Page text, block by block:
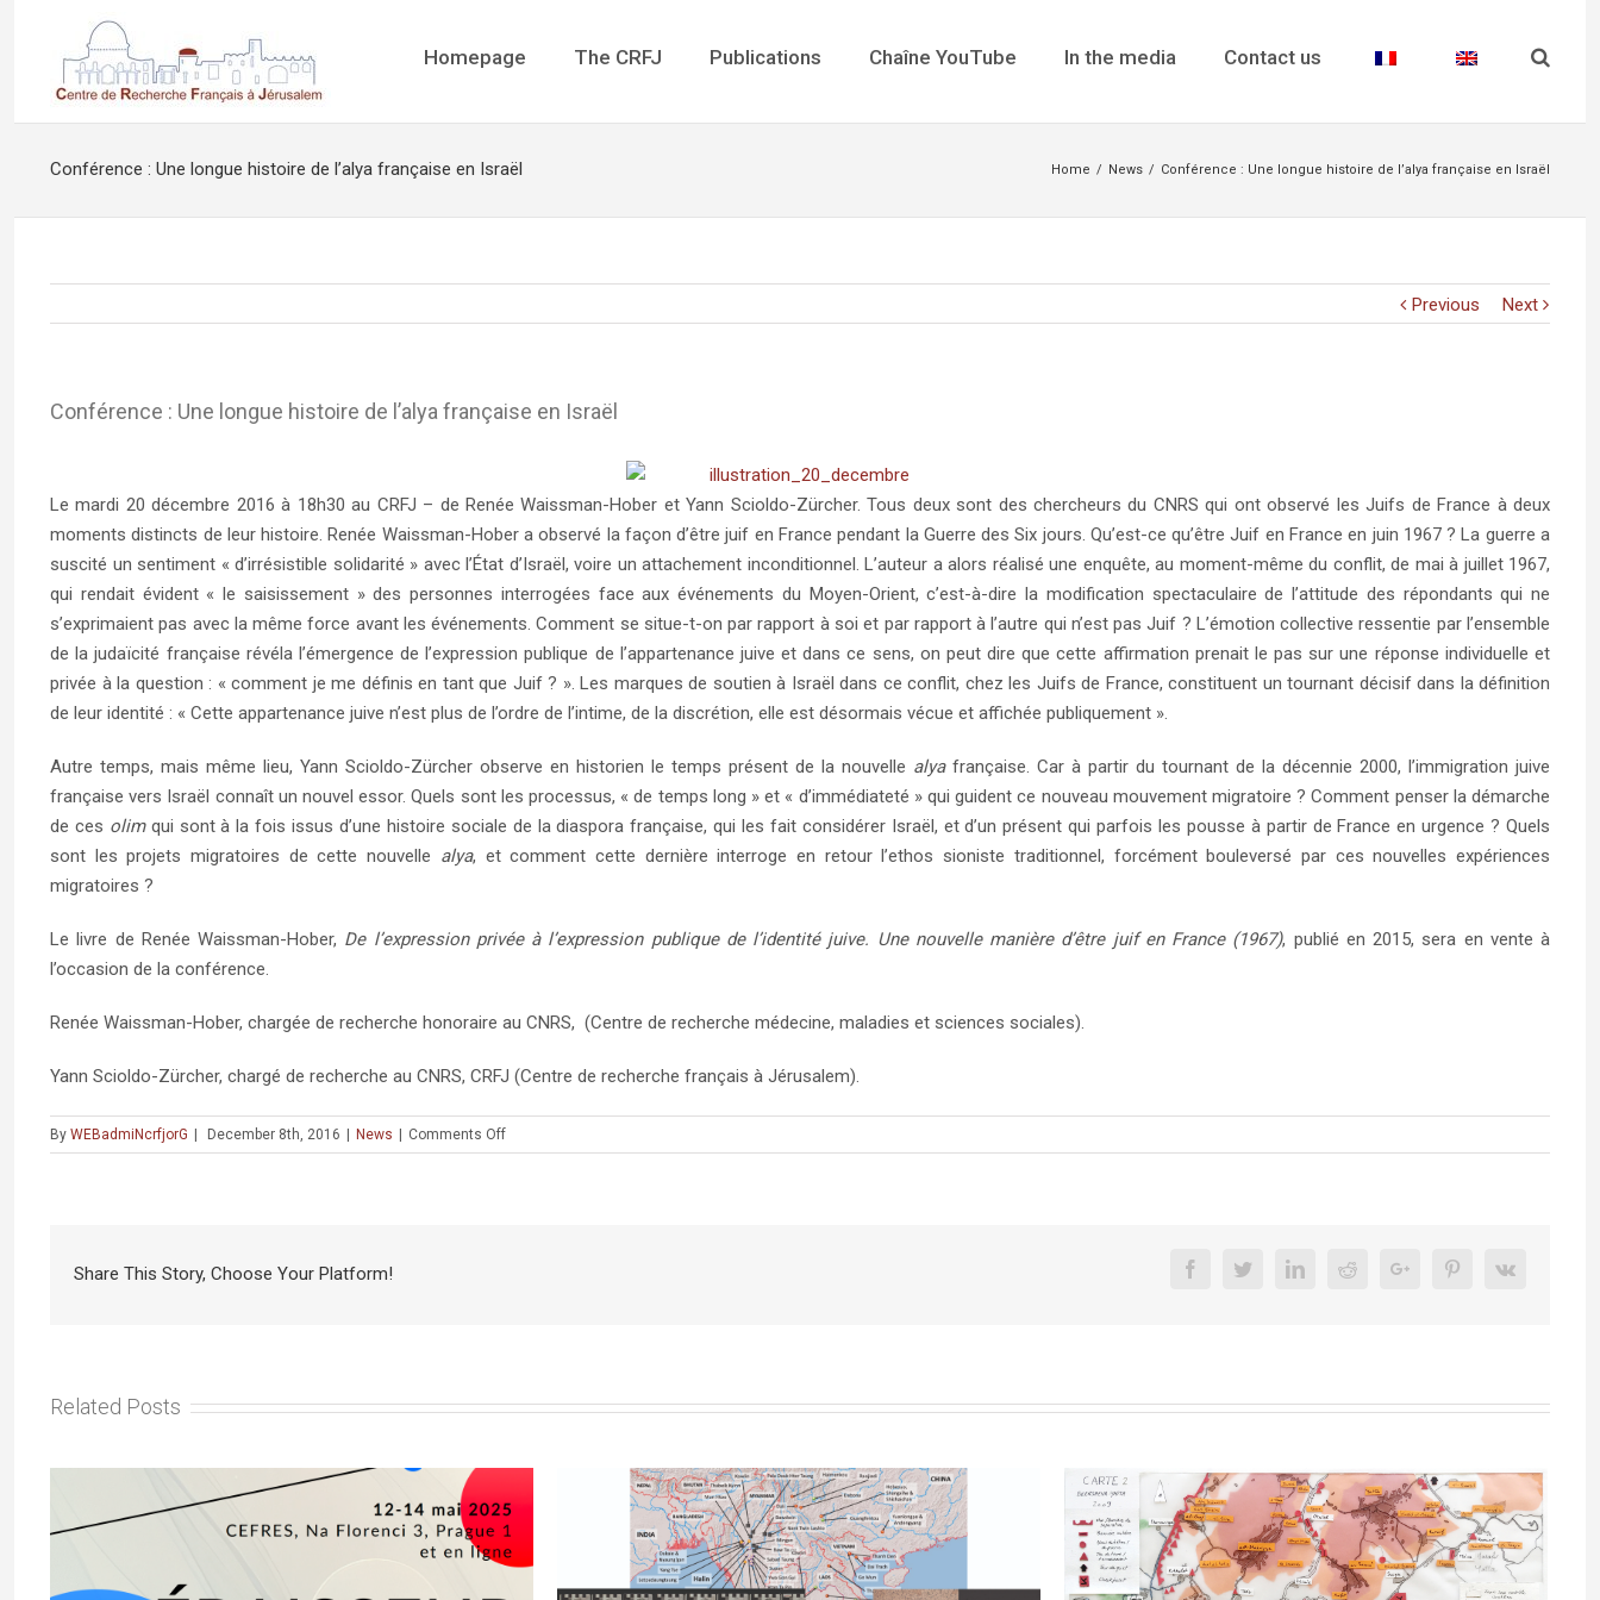
Homepage The CRFJ Publications Chaîne YouTube In the media Contact us
Conférence : Une longue histoire de l’alya française en Israël Home / News / Conférence : Une longue histoire de l’alya française en Israël
Previous Next
Conférence : Une longue histoire de l’alya française en Israël
Le mardi 20 décembre 2016 à 18h30 au CRFJ – de Renée Waissman-Hober et Yann Scioldo-Zürcher. Tous deux sont des chercheurs du CNRS qui ont observé les Juifs de France à deux
moments distincts de leur histoire. Renée Waissman-Hober a observé la façon d’être juif en France pendant la Guerre des Six jours. Qu’est-ce qu’être Juif en France en juin 1967 ? La guerre a
suscité un sentiment « d’irrésistible solidarité » avec l’État d’Israël, voire un attachement inconditionnel. L’auteur a alors réalisé une enquête, au moment-même du conflit, de mai à juillet 1967,
qui rendait évident « le saisissement » des personnes interrogées face aux événements du Moyen-Orient, c’est-à-dire la modification spectaculaire de l’attitude des répondants qui ne
s’exprimaient pas avec la même force avant les événements. Comment se situe-t-on par rapport à soi et par rapport à l’autre qui n’est pas Juif ? L’émotion collective ressentie par l’ensemble
de la judaïcité française révéla l’émergence de l’expression publique de l’appartenance juive et dans ce sens, on peut dire que cette affirmation prenait le pas sur une réponse individuelle et
privée à la question : « comment je me définis en tant que Juif ? ». Les marques de soutien à Israël dans ce conflit, chez les Juifs de France, constituent un tournant décisif dans la définition
de leur identité : « Cette appartenance juive n’est plus de l’ordre de l’intime, de la discrétion, elle est désormais vécue et affichée publiquement ».
Autre temps, mais même lieu, Yann Scioldo-Zürcher observe en historien le temps présent de la nouvelle alya française. Car à partir du tournant de la décennie 2000, l’immigration juive
française vers Israël connaît un nouvel essor. Quels sont les processus, « de temps long » et « d’immédiateté » qui guident ce nouveau mouvement migratoire ? Comment penser la démarche
de ces olimqui sont à la fois issus d’une histoire sociale de la diaspora française, qui les fait considérer Israël, et d’un présent qui parfois les pousse à partir de France en urgence ? Quels
sont les projets migratoires de cette nouvelle alya, et comment cette dernière interroge en retour l’ethos sioniste traditionnel, forcément bouleversé par ces nouvelles expériences
migratoires ?
Le livre de Renée Waissman-Hober, De l’expression privée à l’expression publique de l’identité juive. Une nouvelle manière d’être juif en France (1967), publié en 2015, sera en vente à
l’occasion de la conférence.
Renée Waissman-Hober, chargée de recherche honoraire au CNRS, (Centre de recherche médecine, maladies et sciences sociales).
Yann Scioldo-Zürcher, chargé de recherche au CNRS, CRFJ (Centre de recherche français à Jérusalem).
By WEBadmiNcrfjorG December 8th, 2016 News Comments Offon
Conférence
Share This Story, Choose Your Platform! FacebookTwitterLinkedinRedditGoogle+ PinterestVk
Related Posts